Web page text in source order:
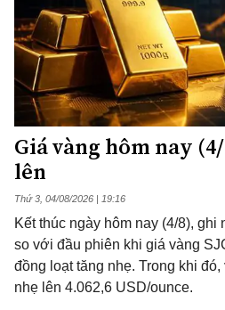
Giá vàng hôm nay
lên
Thứ 3, 04/08/2026 | 19:16
Kết thúc ngày hôm nay (4/8), ghi
so với đầu phiên khi giá vàng
đồng loạt tăng nhẹ. Trong khi
nhẹ lên 4.062,6 USD/ounce.